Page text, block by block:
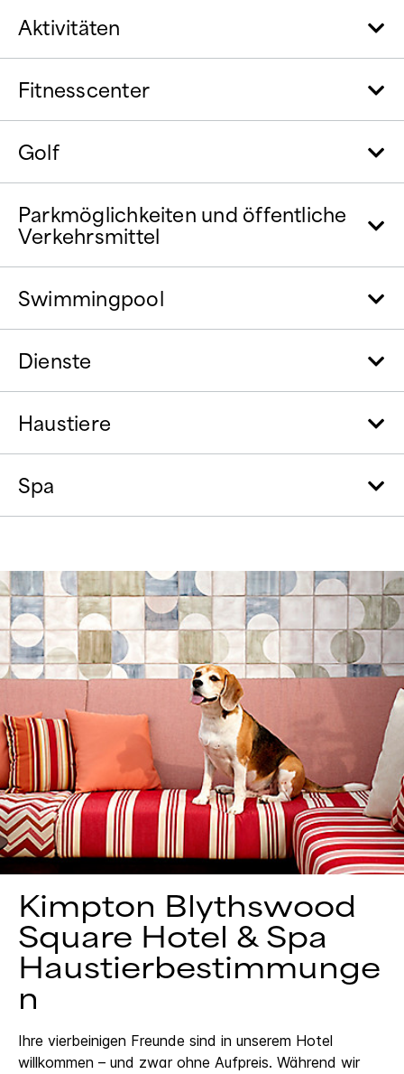
Aktivitäten
Fitnesscenter
Golf
Parkmöglichkeiten und öffentliche
Verkehrsmittel
Swimmingpool
Dienste
Haustiere
Spa
Kimpton Blythswood
Square Hotel & Spa
Haustierbestimmunge
n
Ihre vierbeinigen Freunde sind in unserem Hotel
willkommen – und zwar ohne Aufpreis. Während wir